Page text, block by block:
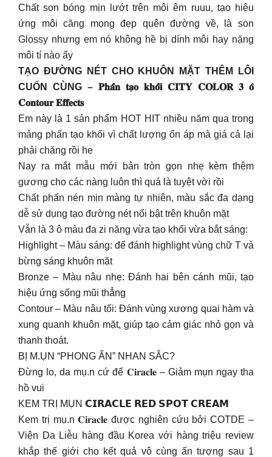
Chất son bóng mịn lướt trên môi êm ruuu, tạo hiệu
ứng môi căng mọng đẹp quên đường về, là son
Glossy nhưng em nó không hề bị dính môi hay nặng
môi tí nào ấy
TẠO ĐƯỜNG NÉT CHO KHUÔN MẶT THÊM LÔI
CUỐN CÙNG – 𝐏𝐡𝐚̂́𝐧 𝐭𝐚̣𝐨 𝐤𝐡𝐨̂́𝐢 𝐂𝐈𝐓𝐘 𝐂𝐎𝐋𝐎𝐑 𝟑 𝐨̂
𝐂𝐨𝐧𝐭𝐨𝐮𝐫 𝐄𝐟𝐟𝐞𝐜𝐭𝐬
Em này là 1 sản phẩm HOT HIT nhiều năm qua trong
mảng phấn tạo khối vì chất lượng ổn áp mà giá cả lại
phải chăng rồi he
Nay ra mắt mẫu mới bản tròn gọn nhẹ kèm thêm
gương cho các nàng luôn thì quá là tuyệt vời rồi
Chất phấn nén mịn màng tự nhiên, màu sắc đa dạng
dễ sử dụng tạo đường nét nổi bật trên khuôn mặt
Vẫn là 3 ô màu đa zi năng vừa tạo khối vừa bắt sáng:
Highlight – Màu sáng: để đánh highlight vùng chữ T và
bừng sáng khuôn mặt
Bronze – Màu nâu nhẹ: Đánh hai bên cánh mũi, tạo
hiệu ứng sống mũi thẳng
Contour – Màu nâu tối: Đánh vùng xương quai hàm và
xung quanh khuôn mặt, giúp tạo cảm giác nhỏ gọn và
thanh thoát.
BỊ M.ỤN “PHONG ẤN” NHAN SẮC?
Đừng lo, da mụ.n cứ để 𝐂𝐢𝐫𝐚𝐜𝐥𝐞 – Giảm mụn ngay tha
hồ vui
KEM TRỊ MỤN 𝗖𝗜𝗥𝗔𝗖𝗟𝗘 𝗥𝗘𝗗 𝗦𝗣𝗢𝗧 𝗖𝗥𝗘𝗔𝗠
Kem trị mụ.n 𝐂𝐢𝐫𝐚𝐜𝐥𝐞 được nghiên cứu bởi COTDE –
Viện Da Liễu hàng đầu Korea với hàng triệu review
khắp thế giới cho kết quả vô cùng ấn tượng sau 1